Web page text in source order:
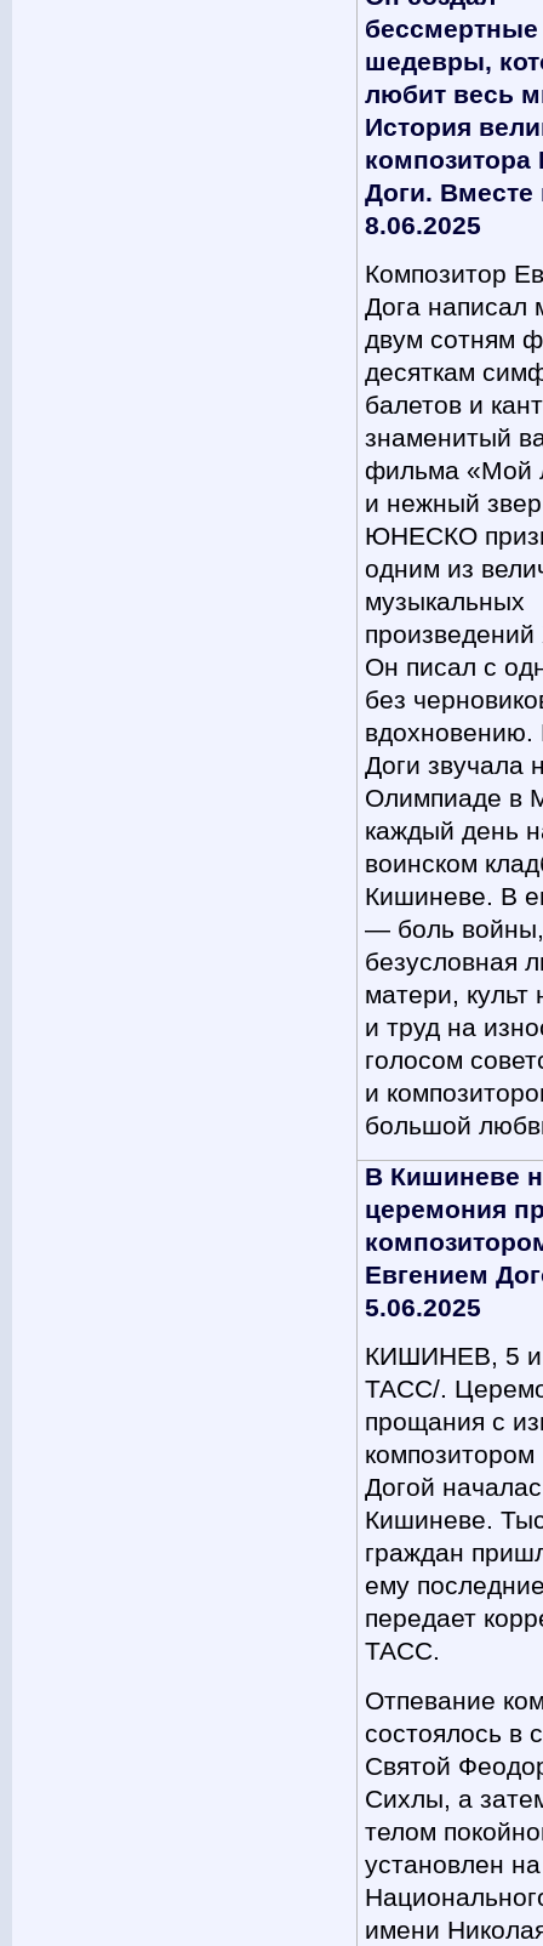
бессмертные
шедевры,
любит весь
История
композитора
Доги. Вместе
8.06.2025
Композитор
Дога написал
двум сотням
десяткам
балетов и
знаменитый
фильма «Мой
и нежный
ЮНЕСКО
одним из
музыкальных
произведений
Он писал с
без
вдохновению.
Доги звучала
Олимпиаде в
каждый день
воинском
Кишиневе. В
— боль
безусловная
матери, культ
и труд на
голосом
и
большой
В Кишиневе
церемония
Евгением
5.06.2025
КИШИНЕВ, 5
ТАСС/.
прощания с
Догой
Кишиневе.
граждан
ему
передает
ТАСС.
Отпевание
состоялось в
Святой
Сихлы, а
телом
установлен
имени